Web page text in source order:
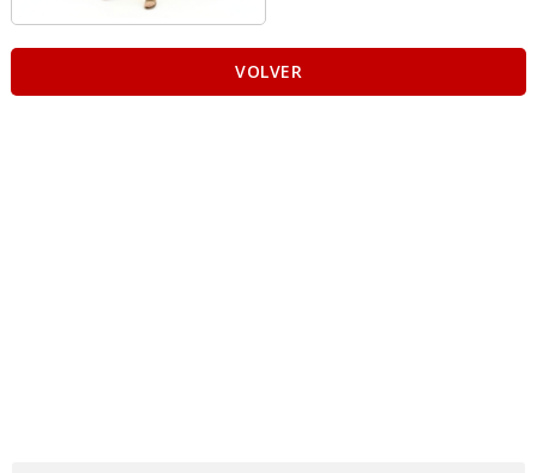
VOLVER